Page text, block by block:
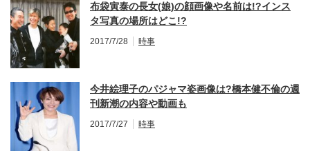
布袋寅泰の長女(娘)の顔画像や名前は!?インス
タ写真の場所はどこ!?
2017/7/28 時事
今井絵理子のパジャマ姿画像は?橋本健不倫の週
刊新潮の内容や動画も
2017/7/27 時事